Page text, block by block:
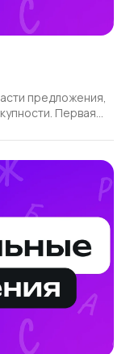
предложения,
Первая